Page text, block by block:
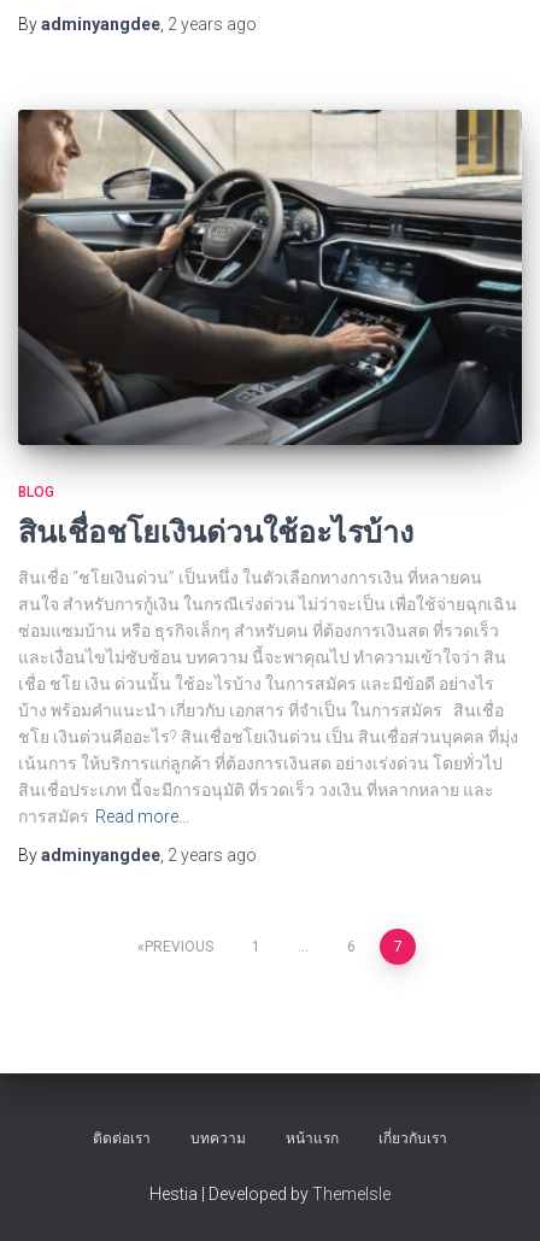
Byadminyangdee 2 years ago
BLOG
สินเชื่อชโยเงินด่วนใช้อะไรบ้าง
สินเชื่อ “ชโยเงินด่วน” เป็นหนึ่ง ในตัวเลือกทางการเงิน ที่หลายคน
สนใจ สำหรับการกู้เงิน ในกรณีเร่งด่วน ไม่ว่าจะเป็น เพื่อใช้จ่ายฉุกเฉิน
ซ่อมแซมบ้าน หรือ ธุรกิจเล็กๆ สำหรับคน ที่ต้องการเงินสด ที่รวดเร็ว
และเงื่อนไขไม่ซับซ้อน บทความ นี้จะพาคุณไป ทำความเข้าใจว่า สิน
เชื่อ ชโย เงิน ด่วนนั้น ใช้อะไรบ้าง ในการสมัคร และมีข้อดี อย่างไร
บ้าง พร้อมคำแนะนำ เกี่ยวกับ เอกสาร ที่จำเป็น ในการสมัคร สินเชื่อ
ชโย เงินด่วนคืออะไร? สินเชื่อชโยเงินด่วน เป็น สินเชื่อส่วนบุคคล ที่มุ่ง
เน้นการ ให้บริการแก่ลูกค้า ที่ต้องการเงินสด อย่างเร่งด่วน โดยทั่วไป
สินเชื่อประเภท นี้จะมีการอนุมัติ ที่รวดเร็ว วงเงิน ที่หลากหลาย และ
การสมัคร Read more…
Byadminyangdee, 2 years ago
PREVIOUS 1 … 6 7
ติดต่อเรา บทความ หน้าแรก เกี่ยวกับเรา
Hestia | Developed byThemeIsle